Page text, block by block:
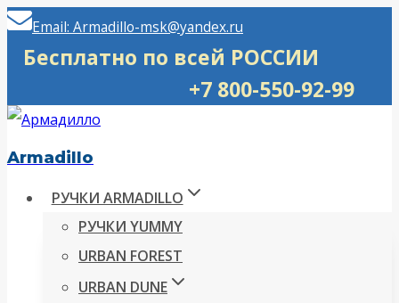
Перейти
Email: Armadillo-msk@yandex.ru
Бесплатно по всей РОССИИ
+7 800-550-92-99
Armadillo
РУЧКИ ARMADILLO
РУЧКИ YUMMY
URBAN FOREST
URBAN DUNE